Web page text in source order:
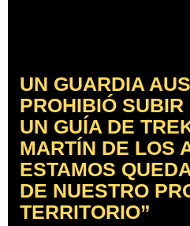
UN GUARDIA
PROHIBIÓ SUBIR
UN GUÍA DE
MARTÍN DE LOS
ESTAMOS
DE NUESTRO
TERRITORIO”